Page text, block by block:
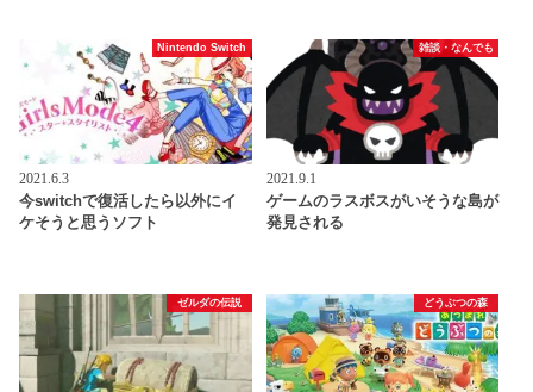
Nintendo Switch
2021.6.3
今switchで復活したら以外にイ
ケそうと思うソフト
雑談・なんでも
2021.9.1
ゲームのラスボスがいそうな島が
発見される
ゼルダの伝説 どうぶつの森